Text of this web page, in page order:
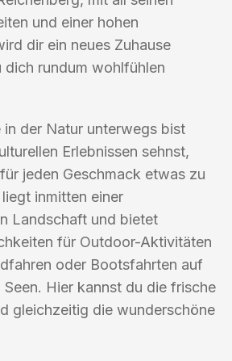
und einer hohen
dir ein neues Zuhause
dich rundum wohlfühlen
in der Natur unterwegs bist
Erlebnissen sehnst,
jeden Geschmack etwas zu
inmitten einer
Landschaft und bietet
für Outdoor-Aktivitäten
oder Bootsfahrten auf
Seen. Hier kannst du die frische
gleichzeitig die wunderschöne